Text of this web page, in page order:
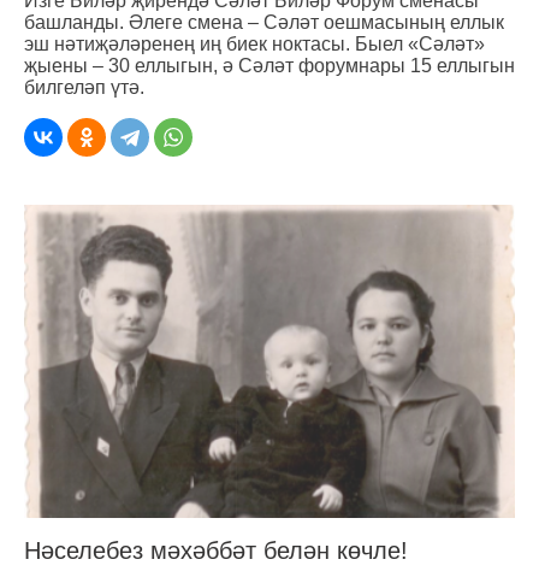
башланды. Әлеге смена – Сәләт оешмасының еллык
эш нәтиҗәләренең иң биек ноктасы. Быел «Сәләт»
җыены – 30 еллыгын, ә Сәләт форумнары 15 еллыгын
билгеләп үтә.
Нәселебез мәхәббәт белән көчле!